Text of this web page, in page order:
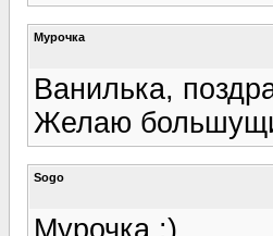
Мурочка
Ванилька,
Желаю
Sogo
Мурочка :)